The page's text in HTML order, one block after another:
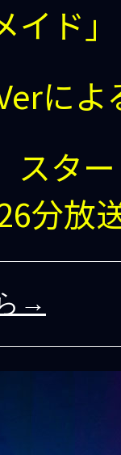
イド」
によ
ター
分放
→